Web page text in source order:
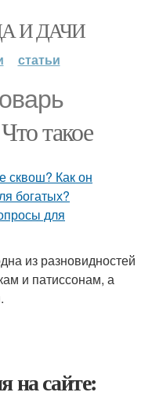
И ДАЧИ
статьи
такое
из разновидностей
и патиссонам, а
на сайте: